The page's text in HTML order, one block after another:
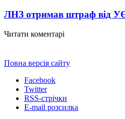
ЛНЗ отримав штраф від
Читати коментарі
Повна версія сайту
Facebook
Twitter
RSS-стрічки
E-mail розсилка